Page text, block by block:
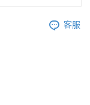
客服